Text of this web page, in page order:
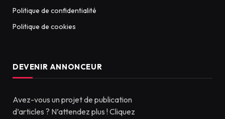
Politique de confidentialité
Politique de cookies
DEVENIR ANNONCEUR
Avez-vous un projet de publication
d’articles ? N’attendez plus ! Cliquez